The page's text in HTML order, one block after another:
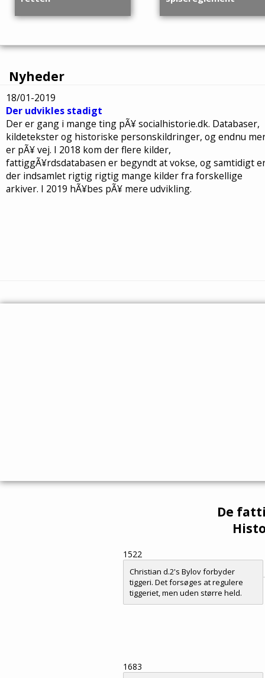
dem.
fattigbestyre af
Dronninglund fattiggård
bliver bestyreren og hans
hustru anklaget for
bedrageri. Bestyreren
havde til eget brug,
svindlet...
året 1882...
Nyheder
18/01-2019
Der udvikles stadigt
Der er gang i mange ting pÃ¥ socialhistorie.dk. Databaser,
kildetekster og historiske personskildringer, og endnu
er pÃ¥ vej. I 2018 kom der flere kilder,
fattiggÃ¥rdsdatabasen er begyndt at vokse, og samtidigt
der indsamlet rigtig rigtig mange kilder fra forskellige
arkiver. I 2019 hÃ¥bes pÃ¥ mere udvikling.
De
1522
Christian d.2's Bylov forbyder
tiggeri. Det forsøges at regulere
tiggeriet, men uden større held.
1683